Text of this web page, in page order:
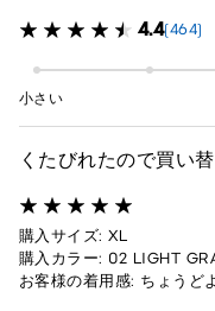
4.4(464)
小さい
くたびれたので買い
購入サイズ: XL
購入カラー: 02 LIGHT
お客様の着用感: ちょうど